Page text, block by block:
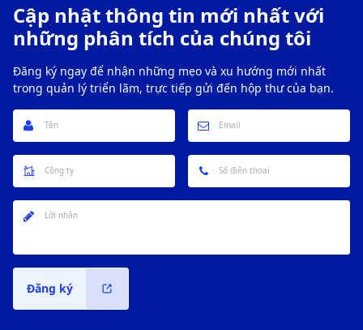
Cập nhật thông tin mới nhất với
những phân tích của chúng tôi
Đăng ký ngay để nhận những mẹo và xu hướng mới nhất
trong quản lý triển lãm, trực tiếp gửi đến hộp thư của bạn.
Đăng ký